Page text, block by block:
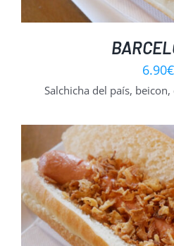
6.90€
Salchicha del país,